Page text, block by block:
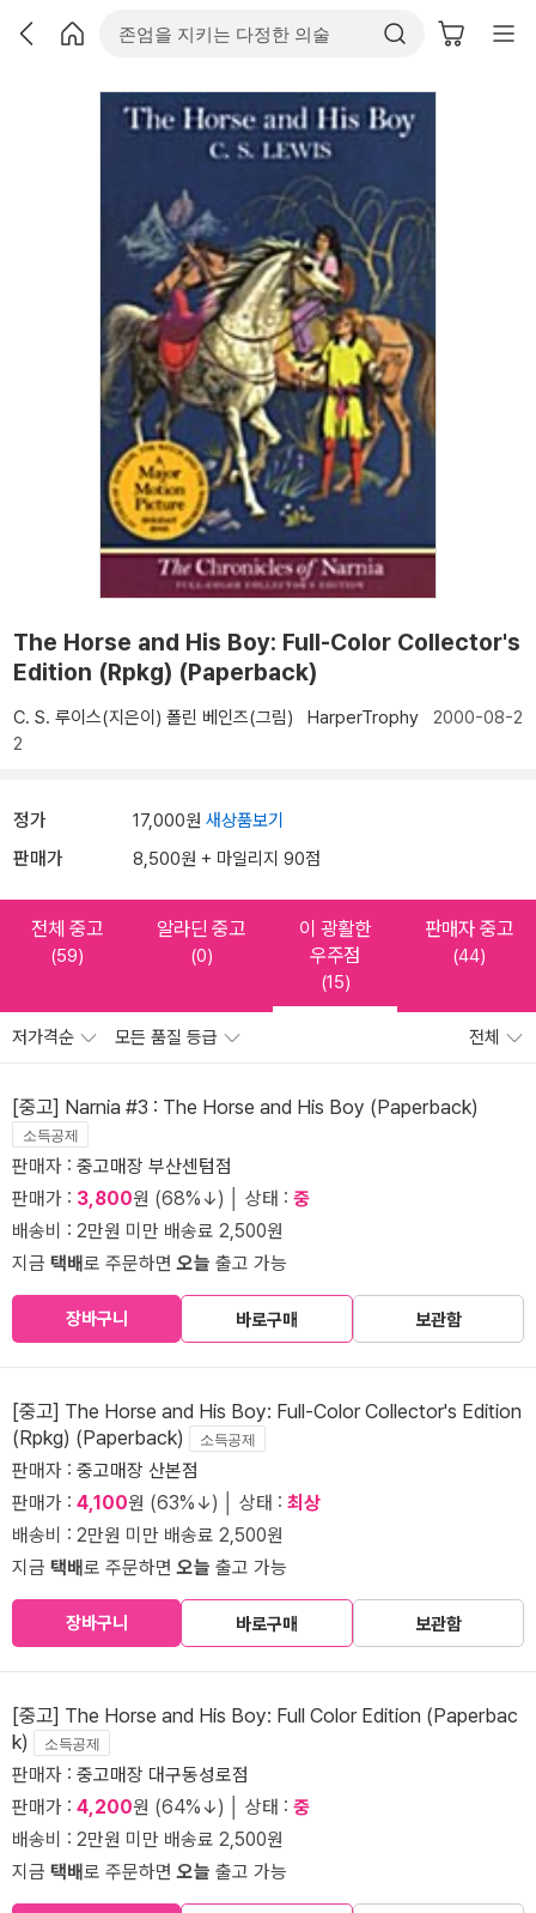
The Horse and His Boy: Full-Color Collector's
Edition (Rpkg) (Paperback)
C. S. 루이스(지은이) 폴린 베인즈(그림) HarperTrophy 2000-08-2
2
정가 17,000원 새상품보기
판매가 8,500원 + 마일리지 90점
전체 중고
(59)
알라딘 중고
(0)
이 광활한
우주점
(15)
판매자 중고
(44)
저가격순 모든 품질 등급 전체
[중고] Narnia #3 : The Horse and His Boy (Paperback)
소득공제
판매자 : 중고매장 부산센텀점
판매가 : 3,800원 (68%↓) │ 상태 : 중
배송비 : 2만원 미만 배송료 2,500원
지금 택배로 주문하면오늘 출고 가능
장바구니 바로구매 보관함
[중고] The Horse and His Boy: Full-Color Collector's Edition
(Rpkg) (Paperback)
소득공제
판매자 : 중고매장 산본점
판매가 : 4,100원 (63%↓) │ 상태 : 최상
배송비 : 2만원 미만 배송료 2,500원
지금 택배로 주문하면오늘 출고 가능
장바구니 바로구매 보관함
[중고] The Horse and His Boy: Full Color Edition (Paperbac
k)
소득공제
판매자 : 중고매장 대구동성로점
판매가 : 4,200원 (64%↓) │ 상태 : 중
배송비 : 2만원 미만 배송료 2,500원
지금 택배로 주문하면오늘 출고 가능